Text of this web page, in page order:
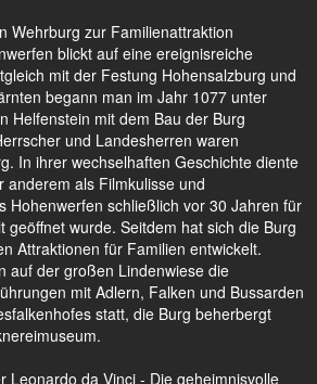
Wehrburg zur Familienattraktion
blickt auf eine ereignisreiche
mit der Festung Hohensalzburg und
begann man im Jahr 1077 unter
Helfenstein mit dem Bau der Burg
und Landesherren waren
In ihrer wechselhaften Geschichte diente
anderem als Filmkulisse und
Hohenwerfen schließlich vor 30 Jahren für
geöffnet wurde. Seitdem hat sich die Burg
Attraktionen für Familien entwickelt.
auf der großen Lindenwiese die
mit Adlern, Falken und Bussarden
statt, die Burg beherbergt
Leonardo da Vinci - Die geheimnisvolle